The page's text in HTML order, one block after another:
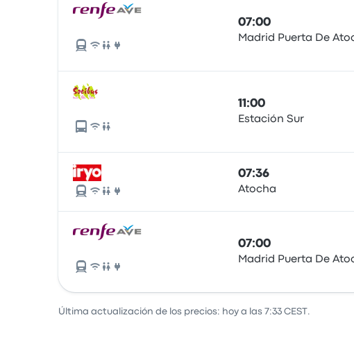
07:00
Madrid Puerta De
11:00
Estación Sur
07:36
Atocha
07:00
Madrid Puerta De
Última actualización de los precios: hoy a las 7:33 CEST.